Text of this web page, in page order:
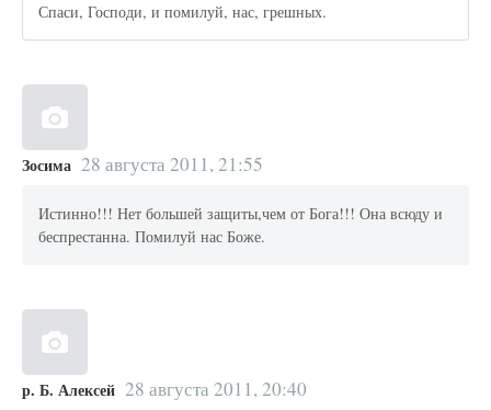
Спаси, Господи, и помилуй, нас, грешных.
Зосима 28 августа 2011, 21:55
Истинно!!! Нет большей защиты,чем от Бога!!! Она всюду и
беспрестанна. Помилуй нас Боже.
р. Б. Алексей 28 августа 2011, 20:40